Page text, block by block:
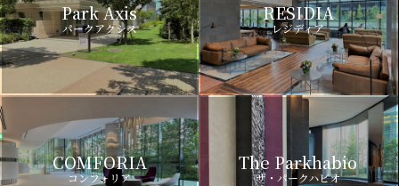
Park Axis
パークアクシス
RESIDIA
レジディア
COMFORIA
コンフォリア
The Parkhabio
ザ・パークハビオ